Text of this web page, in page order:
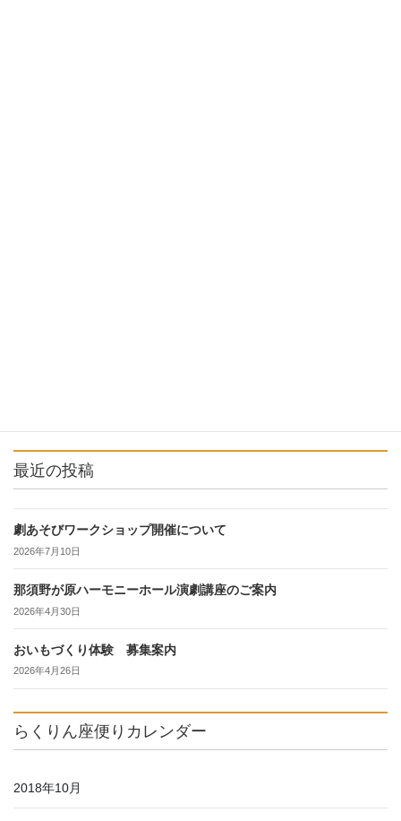
最近の投稿
劇あそびワークショップ開催について
2026年7月10日
那須野が原ハーモニーホール演劇講座のご案内
2026年4月30日
おいもづくり体験 募集案内
2026年4月26日
らくりん座便りカレンダー
2018年10月